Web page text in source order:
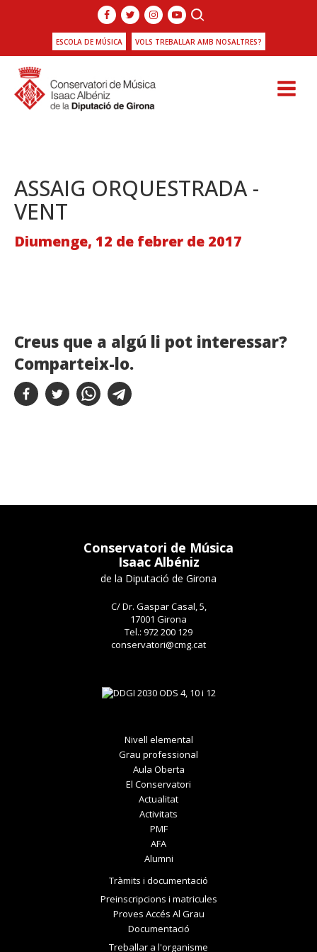
ESCOLA DE MÚSICA VOLS TREBALLAR AMB NOSALTRES?
ASSAIG ORQUESTRADA -
VENT
Diumenge, 12 de febrer de 2017
Creus que a algú li pot interessar?
Comparteix-lo.
Conservatori de Música
Isaac Albéniz
de la Diputació de Girona
C/ Dr. Gaspar Casal, 5,
17001 Girona
Tel.: 972 200 129
conservatori@cmg.cat
Nivell elemental
Grau professional
Aula Oberta
El Conservatori
Actualitat
Activitats
PMF
AFA
Alumni
Tràmits i documentació
Preinscripcions i matricules
Proves Accés Al Grau
Documentació
Treballar a l'organisme